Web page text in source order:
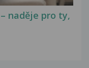
naděje pro ty,